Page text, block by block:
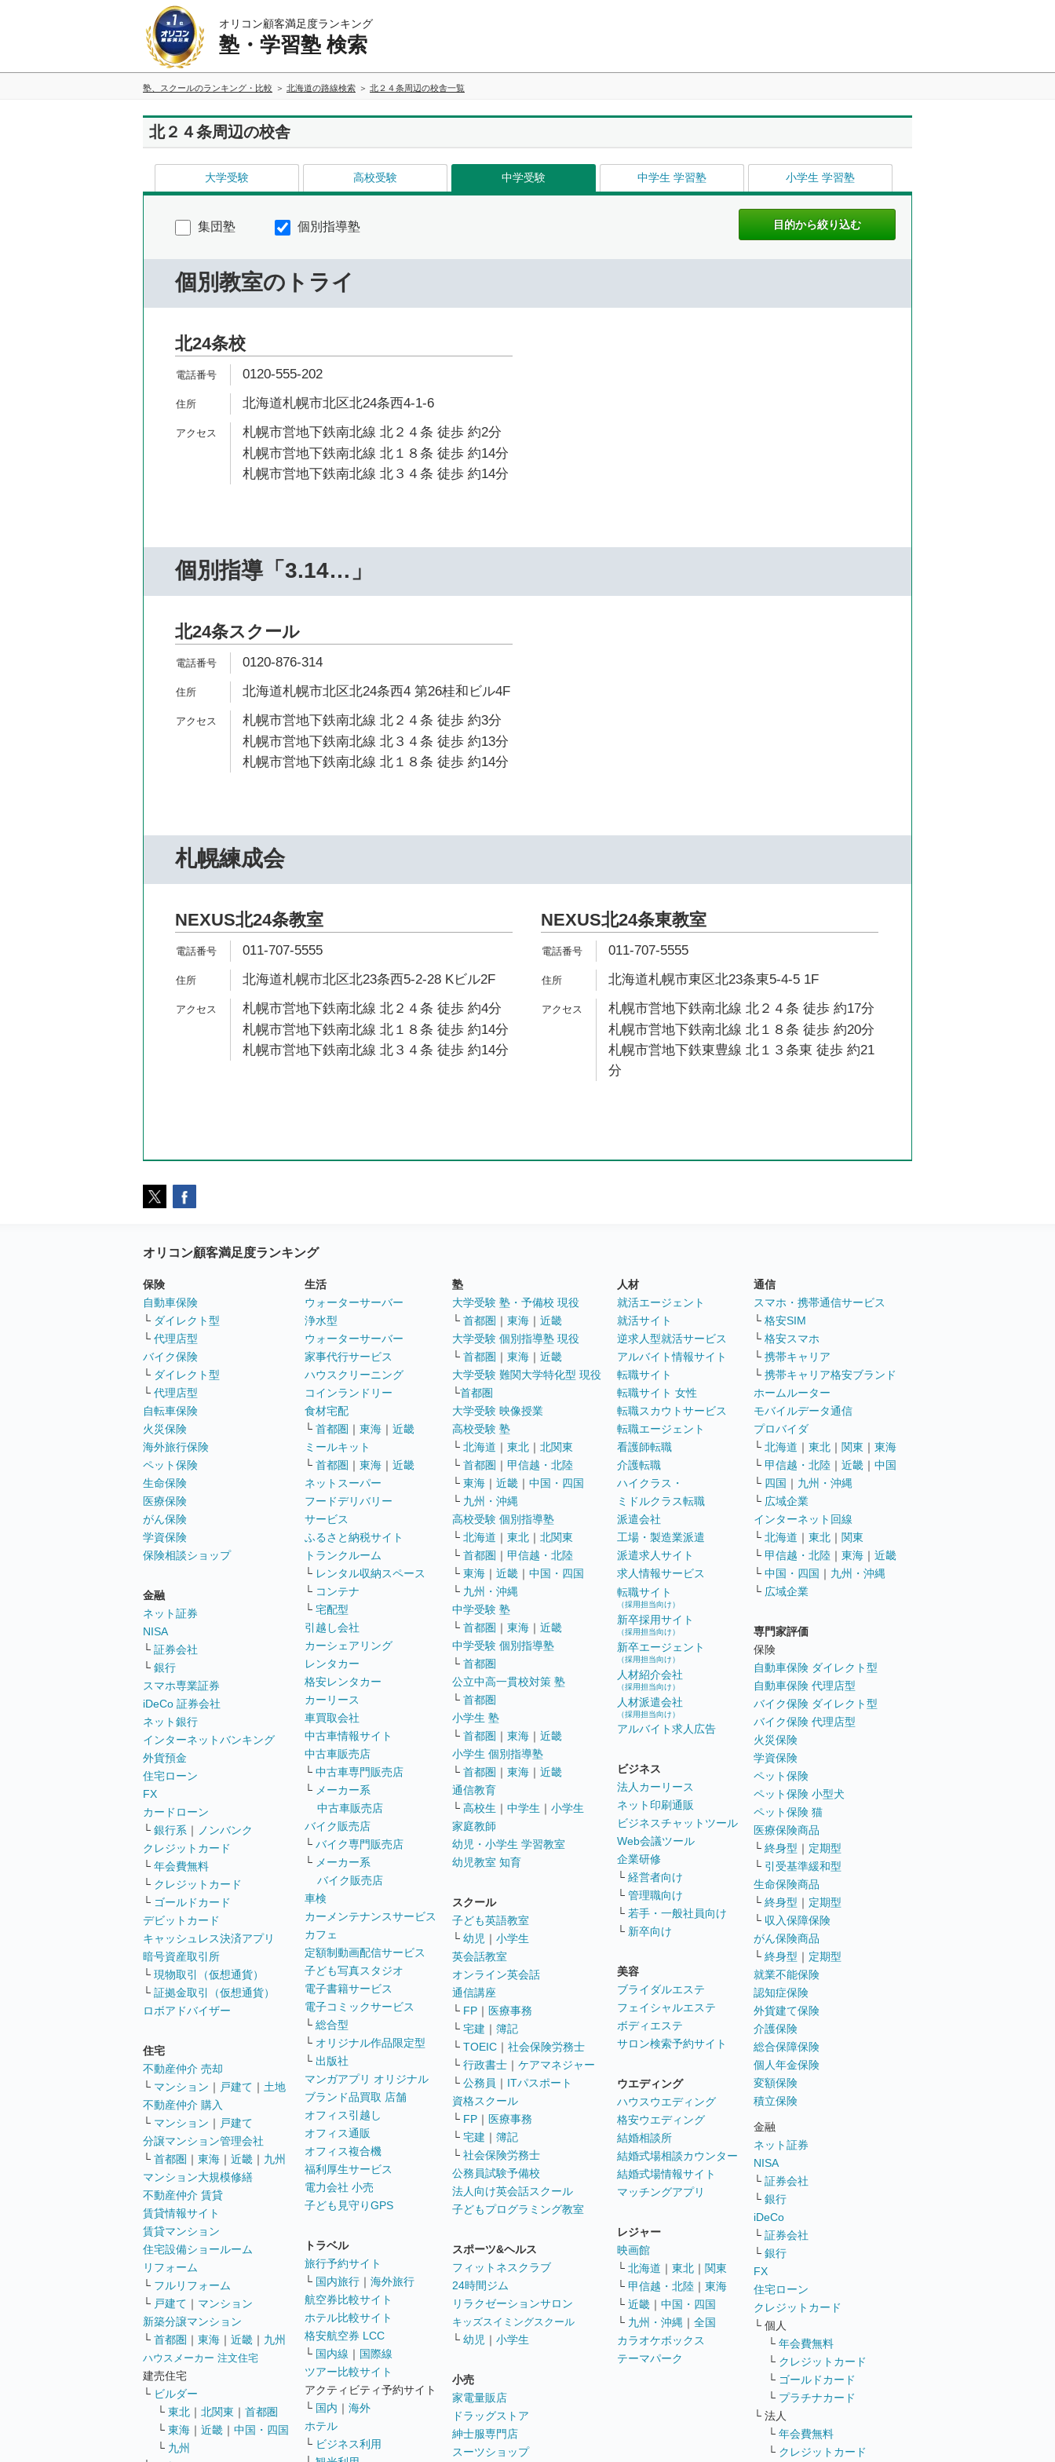
オリコン顧客満足度ランキング
塾・学習塾 検索
塾、スクールのランキング・比較 北海道の路線検索 北２４条周辺の校舎一覧
北２４条周辺の校舎
大学受験 高校受験 中学受験 中学生 学習塾 小学生 学習塾
集団塾 個別指導塾
個別教室のトライ
北24条校
0120-555-202
北海道札幌市北区北24条西4-1-6
札幌市営地下鉄南北線 北２４条 徒歩 約2分
札幌市営地下鉄南北線 北１８条 徒歩 約14分
札幌市営地下鉄南北線 北３４条 徒歩 約14分
個別指導「3.14…」
北24条スクール
0120-876-314
北海道札幌市北区北24条西4 第26桂和ビル4F
札幌市営地下鉄南北線 北２４条 徒歩 約3分
札幌市営地下鉄南北線 北３４条 徒歩 約13分
札幌市営地下鉄南北線 北１８条 徒歩 約14分
札幌練成会
NEXUS北24条教室
011-707-5555
北海道札幌市北区北23条西5-2-28 Kビル2F
札幌市営地下鉄南北線 北２４条 徒歩 約4分
札幌市営地下鉄南北線 北１８条 徒歩 約14分
札幌市営地下鉄南北線 北３４条 徒歩 約14分
NEXUS北24条東教室
011-707-5555
北海道札幌市東区北23条東5-4-5 1F
札幌市営地下鉄南北線 北２４条 徒歩 約17分
札幌市営地下鉄南北線 北１８条 徒歩 約20分
札幌市営地下鉄東豊線 北１３条東 徒歩 約21
分
オリコン顧客満足度ランキング
保険
自動車保険
└ ダイレクト型
└ 代理店型
バイク保険
└ ダイレクト型
└ 代理店型
自転車保険
火災保険
海外旅行保険
ペット保険
生命保険
医療保険
がん保険
学資保険
保険相談ショップ
金融
ネット証券
NISA
└ 証券会社
└ 銀行
スマホ専業証券
iDeCo 証券会社
ネット銀行
インターネットバンキング
外貨預金
住宅ローン
FX
カードローン
└ 銀行系 ｜
ノンバンク
クレジットカード
└ 年会費無料
└ クレジットカード
└ ゴールドカード
デビットカード
キャッシュレス決済アプリ
暗号資産取引所
└ 現物取引（仮想通貨）
└ 証拠金取引（仮想通貨）
ロボアドバイザー
住宅
不動産仲介 売却
└ マンション ｜ 戸建て ｜ 土地
不動産仲介 購入
└ マンション ｜ 戸建て
分譲マンション管理会社
└ 首都圏 ｜ 東海 ｜ 近畿 ｜ 九州
マンション大規模修繕
不動産仲介 賃貸
賃貸情報サイト
賃貸マンション
住宅設備ショールーム
リフォーム
└ フルリフォーム
└ 戸建て ｜ マンション
新築分譲マンション
└ 首都圏 ｜ 東海 ｜ 近畿 ｜ 九州
ハウスメーカー 注文住宅
建売住宅
└ ビルダー
└ 東北 ｜ 北関東 ｜ 首都圏
└ 東海 ｜ 近畿 ｜ 中国・四国
└ 九州
生活
ウォーターサーバー
浄水型
ウォーターサーバー
家事代行サービス
ハウスクリーニング
コインランドリー
食材宅配
└ 首都圏 ｜ 東海 ｜ 近畿
ミールキット
└ 首都圏 ｜ 東海 ｜ 近畿
ネットスーパー
フードデリバリー
サービス
ふるさと納税サイト
トランクルーム
└ レンタル収納スペース
└ コンテナ
└ 宅配型
引越し会社
カーシェアリング
レンタカー
格安レンタカー
カーリース
車買取会社
中古車情報サイト
中古車販売店
└ 中古車専門販売店
└ メーカー系
中古車販売店
バイク販売店
└ バイク専門販売店
└ メーカー系
バイク販売店
車検
カーメンテナンスサービス
カフェ
定額制動画配信サービス
子ども写真スタジオ
電子書籍サービス
電子コミックサービス
└ 総合型
└ オリジナル作品限定型
└ 出版社
マンガアプリ オリジナル
ブランド品買取 店舗
オフィス引越し
オフィス通販
オフィス複合機
福利厚生サービス
電力会社 小売
子ども見守りGPS
トラベル
旅行予約サイト
└ 国内旅行 ｜ 海外旅行
航空券比較サイト
ホテル比較サイト
格安航空券 LCC
└ 国内線 ｜ 国際線
ツアー比較サイト
アクティビティ予約サイト
└ 国内 ｜ 海外
ホテル
└ ビジネス利用
塾
大学受験 塾・予備校 現役
└ 首都圏 ｜ 東海 ｜ 近畿
大学受験 個別指導塾 現役
└ 首都圏 ｜ 東海 ｜ 近畿
大学受験 難関大学特化型 現役
└首都圏
大学受験 映像授業
高校受験 塾
└ 北海道 ｜ 東北 ｜ 北関東
└ 首都圏 ｜ 甲信越・北陸
└ 東海 ｜ 近畿 ｜ 中国・四国
└ 九州・沖縄
高校受験 個別指導塾
└ 北海道 ｜ 東北 ｜ 北関東
└ 首都圏 ｜ 甲信越・北陸
└ 東海 ｜ 近畿 ｜ 中国・四国
└ 九州・沖縄
中学受験 塾
└ 首都圏 ｜ 東海 ｜ 近畿
中学受験 個別指導塾
└ 首都圏
公立中高一貫校対策 塾
└ 首都圏
小学生 塾
└ 首都圏 ｜ 東海 ｜ 近畿
小学生 個別指導塾
└ 首都圏 ｜ 東海 ｜ 近畿
通信教育
└ 高校生 ｜ 中学生 ｜ 小学生
家庭教師
幼児・小学生 学習教室
幼児教室 知育
スクール
子ども英語教室
└ 幼児 ｜ 小学生
英会話教室
オンライン英会話
通信講座
└ FP ｜ 医療事務
└ 宅建 ｜ 簿記
└ TOEIC ｜ 社会保険労務士
└ 行政書士 ｜ ケアマネジャー
└ 公務員 ｜ ITパスポート
資格スクール
└ FP ｜ 医療事務
└ 宅建 ｜ 簿記
└ 社会保険労務士
公務員試験予備校
法人向け英会話スクール
子どもプログラミング教室
スポーツ&ヘルス
フィットネスクラブ
24時間ジム
リラクゼーションサロン
キッズスイミングスクール
└ 幼児 ｜ 小学生
小売
家電量販店
ドラッグストア
紳士服専門店
スーツショップ
人材
就活エージェント
就活サイト
逆求人型就活サービス
アルバイト情報サイト
転職サイト
転職サイト 女性
転職スカウトサービス
転職エージェント
看護師転職
介護転職
ハイクラス・
ミドルクラス転職
派遣会社
工場・製造業派遣
派遣求人サイト
求人情報サービス
転職サイト
（採用担当向け）
新卒採用サイト
（採用担当向け）
新卒エージェント
（採用担当向け）
人材紹介会社
（採用担当向け）
人材派遣会社
（採用担当向け）
アルバイト求人広告
ビジネス
法人カーリース
ネット印刷通販
ビジネスチャットツール
Web会議ツール
企業研修
└ 経営者向け
└ 管理職向け
└ 若手・一般社員向け
└ 新卒向け
美容
ブライダルエステ
フェイシャルエステ
ボディエステ
サロン検索予約サイト
ウエディング
ハウスウエディング
格安ウエディング
結婚相談所
結婚式場相談カウンター
結婚式場情報サイト
マッチングアプリ
レジャー
映画館
└ 北海道 ｜ 東北 ｜ 関東
└ 甲信越・北陸 ｜ 東海
└ 近畿 ｜ 中国・四国
└ 九州・沖縄 ｜ 全国
カラオケボックス
テーマパーク
通信
スマホ・携帯通信サービス
└ 格安SIM
└ 格安スマホ
└ 携帯キャリア
└ 携帯キャリア格安ブランド
ホームルーター
モバイルデータ通信
プロバイダ
└ 北海道 ｜ 東北 ｜ 関東 ｜ 東海
└ 甲信越・北陸 ｜ 近畿 ｜ 中国
└ 四国 ｜ 九州・沖縄
└ 広域企業
インターネット回線
└ 北海道 ｜ 東北 ｜ 関東
└ 甲信越・北陸 ｜ 東海 ｜ 近畿
└ 中国・四国 ｜ 九州・沖縄
└ 広域企業
専門家評価
保険
自動車保険 ダイレクト型
自動車保険 代理店型
バイク保険 ダイレクト型
バイク保険 代理店型
火災保険
学資保険
ペット保険
ペット保険 小型犬
ペット保険 猫
医療保険商品
└ 終身型 ｜ 定期型
└ 引受基準緩和型
生命保険商品
└ 終身型 ｜ 定期型
└ 収入保障保険
がん保険商品
└ 終身型 ｜ 定期型
就業不能保険
認知症保険
外貨建て保険
介護保険
総合保障保険
個人年金保険
変額保険
積立保険
金融
ネット証券
NISA
└ 証券会社
└ 銀行
iDeCo
└ 証券会社
└ 銀行
FX
住宅ローン
クレジットカード
└ 個人
└ 年会費無料
└ クレジットカード
└ ゴールドカード
└ プラチナカード
└ 法人
└ 年会費無料
└ クレジットカード